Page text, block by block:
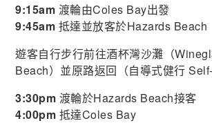
9:15am 渡輪由Coles Bay出發
9:45am 抵達並放客於Hazards Beach
遊客自行步行前往酒杯灣沙灘（
Beach）並原路返回（自導式健行 Self-
3:30pm 渡輪於Hazards Beach接客
4:00pm 抵達Coles Bay